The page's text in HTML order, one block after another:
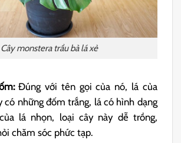
Cây monstera trầu bà lá xẻ
Đúng với tên gọi của nó, lá của
có những đốm trắng, lá có hình dạng
lá nhọn, loại cây này dễ trồng,
chăm sóc phức tạp.